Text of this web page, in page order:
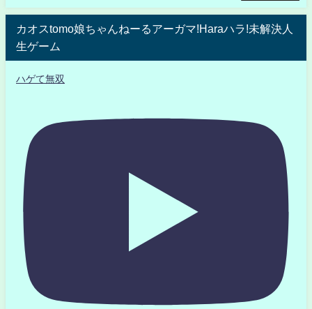
カオスtomo娘ちゃんねーるアーガマ!Haraハラ!未解決人
生ゲーム
ハゲて無双